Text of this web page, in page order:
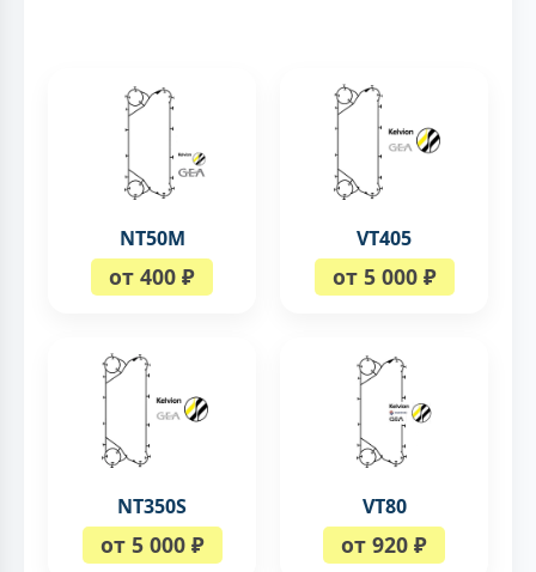
NT50M
от 400 ₽
VT405
от 5 000 ₽
NT350S
от 5 000 ₽
VT80
от 920 ₽